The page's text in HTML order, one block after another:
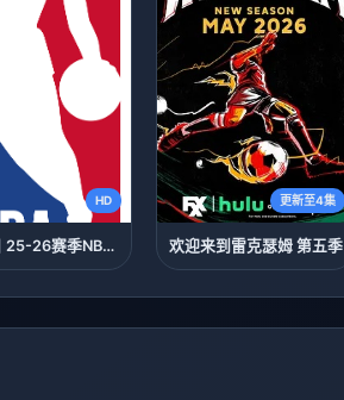
HD
5月29日 25-26赛季NBA季后赛 雷霆VS马刺
更新至4集
欢迎来到雷克瑟姆 第五季